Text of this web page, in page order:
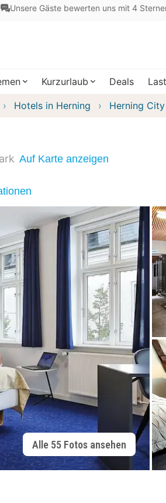
Unsere Gäste bewerten uns mit 4
Kurzurlaub Deals
Hotels in Herning Herning
Auf Karte anzeigen
Alle 55 Fotos ansehen